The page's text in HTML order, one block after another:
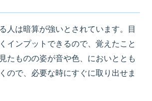
人は暗算が強いとされています。目
インプットできるので、 覚えたこと
たものの姿が音や色、においととも
ので、必要な時にすぐに取り出せま